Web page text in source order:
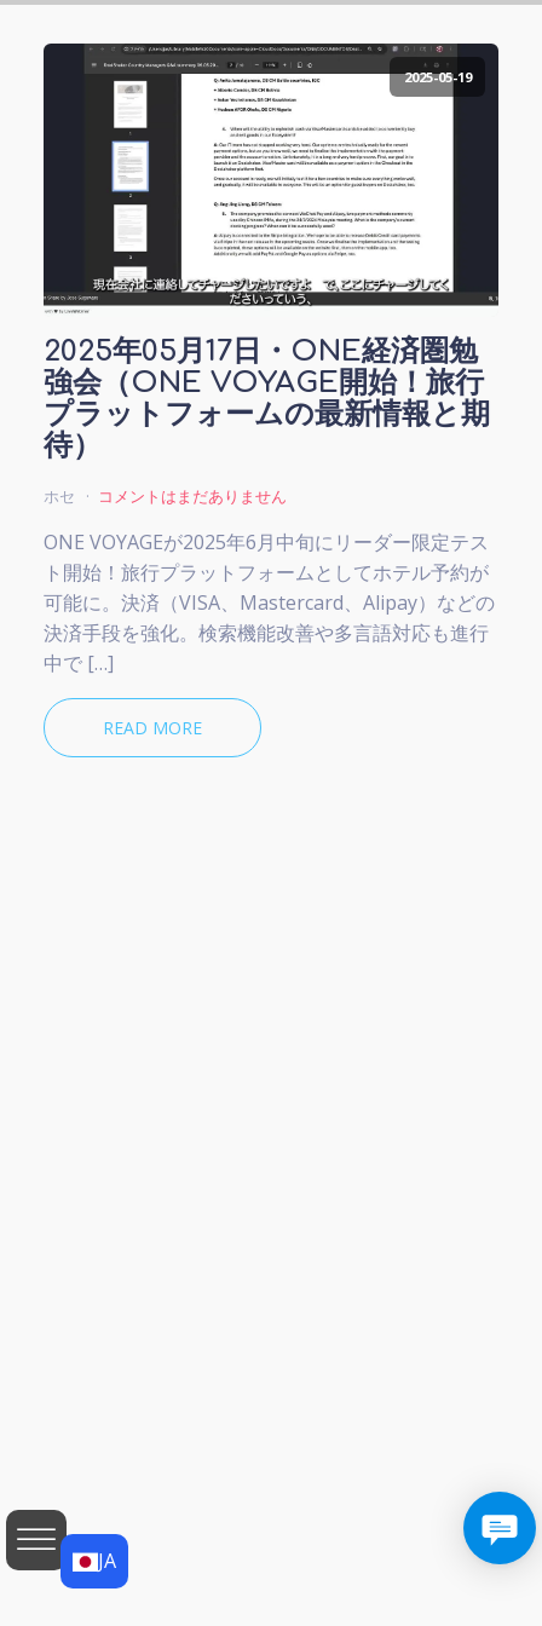
2025-05-19
2025年05月17日・ONE経済圏勉
強会（ONE VOYAGE開始！旅行
プラットフォームの最新情報と期
待）
ホセ コメントはまだありません
ONE VOYAGEが2025年6月中旬にリーダー限定テス
ト開始！旅行プラットフォームとしてホテル予約が
可能に。決済（VISA、Mastercard、Alipay）などの
決済手段を強化。検索機能改善や多言語対応も進行
中で […]
READ MORE
JA SQ